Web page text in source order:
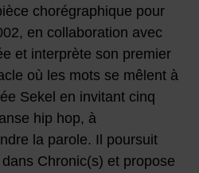
chorégraphique pour
en collaboration avec
et interprète son premier
où les mots se mêlent à
Sekel en invitant cinq
hip hop, à
la parole. Il poursuit
Chronic(s) et propose